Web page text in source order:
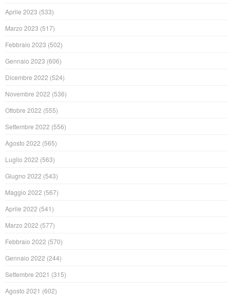
Aprile 2023 (533)
Marzo 2023 (517)
Febbraio 2023 (502)
Gennaio 2023 (606)
Dicembre 2022 (524)
Novembre 2022 (536)
Ottobre 2022 (555)
Settembre 2022 (556)
Agosto 2022 (565)
Luglio 2022 (563)
Giugno 2022 (543)
Maggio 2022 (567)
Aprile 2022 (541)
Marzo 2022 (577)
Febbraio 2022 (570)
Gennaio 2022 (244)
Settembre 2021 (315)
Agosto 2021 (602)